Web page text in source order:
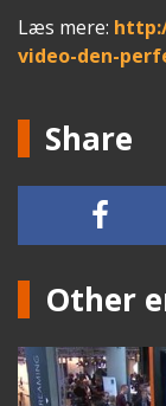
Læs mere:
video-den-
Share
Other